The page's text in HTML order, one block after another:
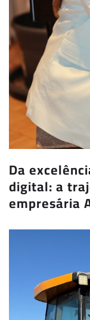
Da
digital: a
empresária